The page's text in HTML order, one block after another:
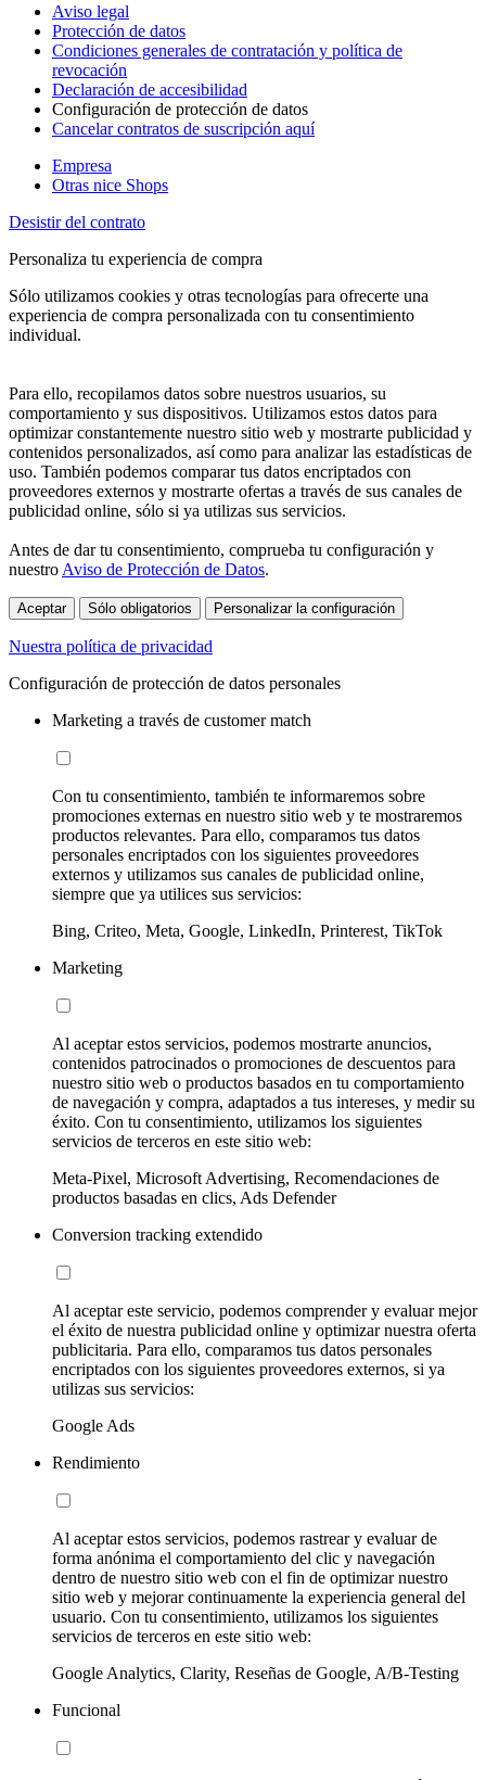
Aviso legal
Protección de datos
Condiciones generales de contratación y política de
revocación
Declaración de accesibilidad
Configuración de protección de datos
Cancelar contratos de suscripción aquí
Empresa
Otras nice Shops
Desistir del contrato
Personaliza tu experiencia de compra
Sólo utilizamos cookies y otras tecnologías para ofrecerte una
experiencia de compra personalizada con tu consentimiento
individual.
Para ello, recopilamos datos sobre nuestros usuarios, su
comportamiento y sus dispositivos. Utilizamos estos datos para
optimizar constantemente nuestro sitio web y mostrarte publicidad y
contenidos personalizados, así como para analizar las estadísticas de
uso. También podemos comparar tus datos encriptados con
proveedores externos y mostrarte ofertas a través de sus canales de
publicidad online, sólo si ya utilizas sus servicios.
Antes de dar tu consentimiento, comprueba tu configuración y
nuestro Aviso de Protección de Datos.
Aceptar Sólo obligatorios Personalizar la configuración
Nuestra política de privacidad
Configuración de protección de datos personales
Marketing a través de customer match
Con tu consentimiento, también te informaremos sobre
promociones externas en nuestro sitio web y te mostraremos
productos relevantes. Para ello, comparamos tus datos
personales encriptados con los siguientes proveedores
externos y utilizamos sus canales de publicidad online,
siempre que ya utilices sus servicios:
Bing, Criteo, Meta, Google, LinkedIn, Printerest, TikTok
Marketing
Al aceptar estos servicios, podemos mostrarte anuncios,
contenidos patrocinados o promociones de descuentos para
nuestro sitio web o productos basados en tu comportamiento
de navegación y compra, adaptados a tus intereses, y medir su
éxito. Con tu consentimiento, utilizamos los siguientes
servicios de terceros en este sitio web:
Meta-Pixel, Microsoft Advertising, Recomendaciones de
productos basadas en clics, Ads Defender
Conversion tracking extendido
Al aceptar este servicio, podemos comprender y evaluar mejor
el éxito de nuestra publicidad online y optimizar nuestra oferta
publicitaria. Para ello, comparamos tus datos personales
encriptados con los siguientes proveedores externos, si ya
utilizas sus servicios:
Google Ads
Rendimiento
Al aceptar estos servicios, podemos rastrear y evaluar de
forma anónima el comportamiento del clic y navegación
dentro de nuestro sitio web con el fin de optimizar nuestro
sitio web y mejorar continuamente la experiencia general del
usuario. Con tu consentimiento, utilizamos los siguientes
servicios de terceros en este sitio web:
Google Analytics, Clarity, Reseñas de Google, A/B-Testing
Funcional